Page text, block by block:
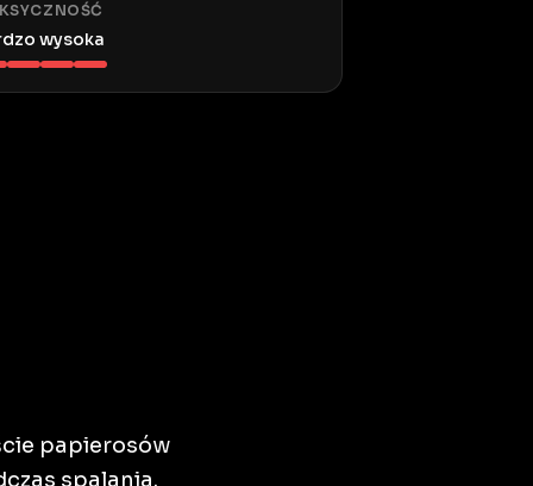
wysoka
papierosów
spalania.